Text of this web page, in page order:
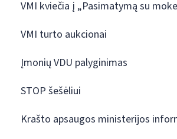
VMI kviečia į „Pasimatymą su
VMI turto aukcionai
Įmonių VDU palyginimas
STOP šešėliui
Krašto apsaugos ministerijos